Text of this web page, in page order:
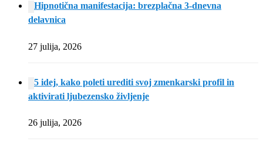
Hipnotična manifestacija: brezplačna 3-dnevna
delavnica
27 julija, 2026
5 idej, kako poleti urediti svoj zmenkarski profil in
aktivirati ljubezensko življenje
26 julija, 2026